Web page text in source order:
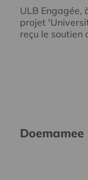
ULB Engagée,
projet
reçu le soutien
Doemamee